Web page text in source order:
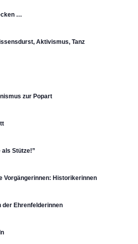
…
Aktivismus, Tanz
zur Popart
als Stütze!”
Vorgängerinnen: Historikerinnen
der Ehrenfelderinnen